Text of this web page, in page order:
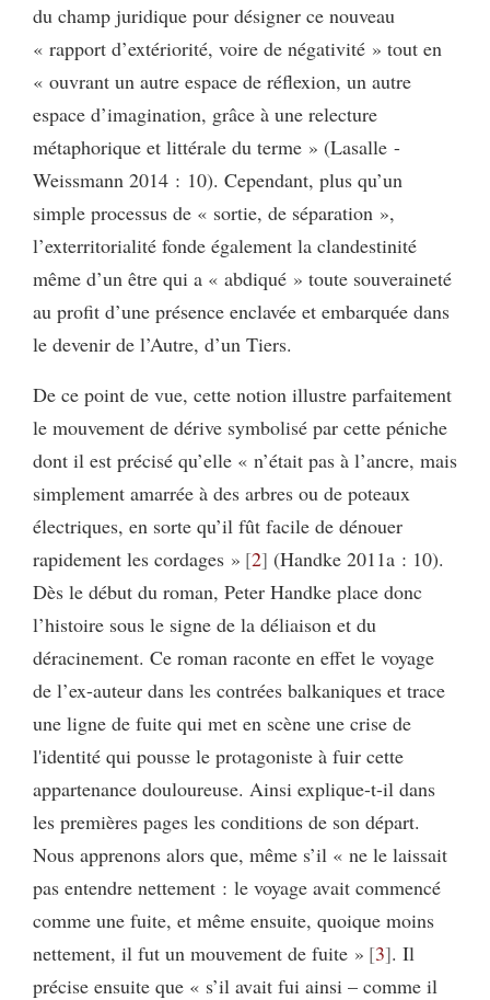
du champ juridique pour désigner ce nouveau
« rapport d’extériorité, voire de négativité » tout en
« ouvrant un autre espace de réflexion, un autre
espace d’imagination, grâce à une relecture
métaphorique et littérale du terme » (Lasalle -
Weissmann 2014 : 10). Cependant, plus qu’un
simple processus de « sortie, de séparation »,
l’exterritorialité fonde également la clandestinité
même d’un être qui a « abdiqué » toute souveraineté
au profit d’une présence enclavée et embarquée dans
le devenir de l’Autre, d’un Tiers.
De ce point de vue, cette notion illustre parfaitement
le mouvement de dérive symbolisé par cette péniche
dont il est précisé qu’elle « n’était pas à l’ancre, mais
simplement amarrée à des arbres ou de poteaux
électriques, en sorte qu’il fût facile de dénouer
rapidement les cordages » 2 (Handke 2011a : 10).
Dès le début du roman, Peter Handke place donc
l’histoire sous le signe de la déliaison et du
déracinement. Ce roman raconte en effet le voyage
de l’ex-auteur dans les contrées balkaniques et trace
une ligne de fuite qui met en scène une crise de
l'identité qui pousse le protagoniste à fuir cette
appartenance douloureuse. Ainsi explique-t-il dans
les premières pages les conditions de son départ.
Nous apprenons alors que, même s’il « ne le laissait
pas entendre nettement : le voyage avait commencé
comme une fuite, et même ensuite, quoique moins
nettement, il fut un mouvement de fuite » 3 . Il
précise ensuite que « s’il avait fui ainsi – comme il